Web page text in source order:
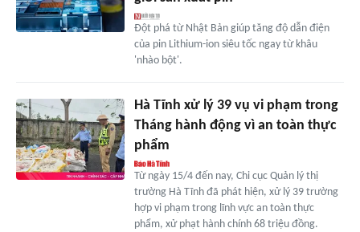
Đột phá từ Nhật Bản giúp tăng độ dẫn điện
của pin Lithium-ion siêu tốc ngay từ khâu
'nhào bột'.
Hà Tĩnh xử lý 39 vụ vi phạm trong
Tháng hành động vì an toàn thực
phẩm
Từ ngày 15/4 đến nay, Chi cục Quản lý thị
trường Hà Tĩnh đã phát hiện, xử lý 39 trường
hợp vi phạm trong lĩnh vực an toàn thực
phẩm, xử phạt hành chính 68 triệu đồng.